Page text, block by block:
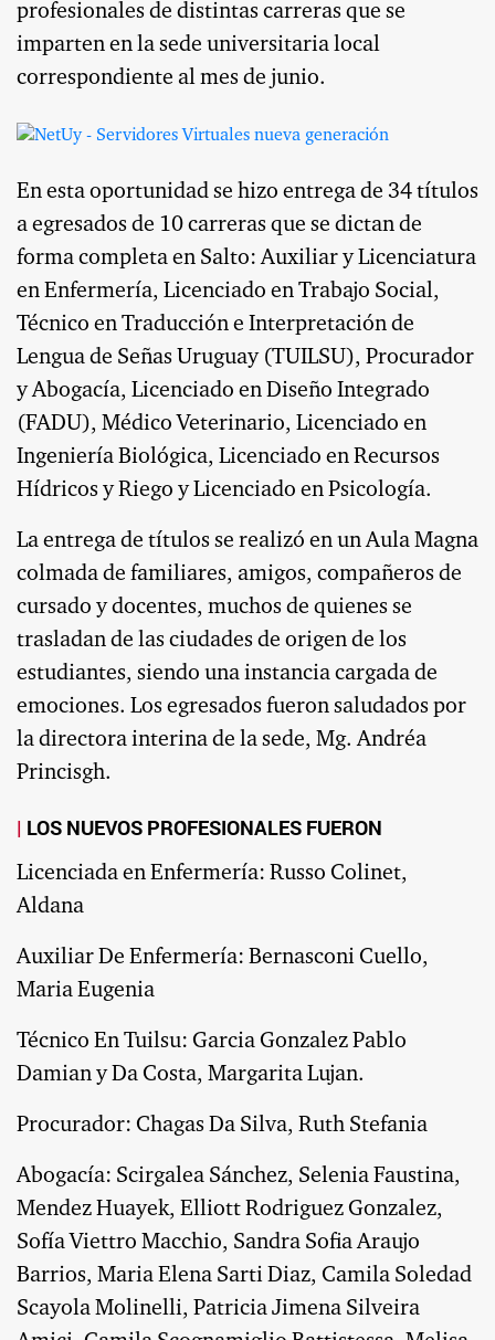
profesionales de distintas carreras que se
imparten en la sede universitaria local
correspondiente al mes de junio.
En esta oportunidad se hizo entrega de 34 títulos
a egresados de 10 carreras que se dictan de
forma completa en Salto: Auxiliar y Licenciatura
en Enfermería, Licenciado en Trabajo Social,
Técnico en Traducción e Interpretación de
Lengua de Señas Uruguay (TUILSU), Procurador
y Abogacía, Licenciado en Diseño Integrado
(FADU), Médico Veterinario, Licenciado en
Ingeniería Biológica, Licenciado en Recursos
Hídricos y Riego y Licenciado en Psicología.
La entrega de títulos se realizó en un Aula Magna
colmada de familiares, amigos, compañeros de
cursado y docentes, muchos de quienes se
trasladan de las ciudades de origen de los
estudiantes, siendo una instancia cargada de
emociones. Los egresados fueron saludados por
la directora interina de la sede, Mg. Andréa
Princisgh.
LOS NUEVOS PROFESIONALES FUERON
Licenciada en Enfermería: Russo Colinet,
Aldana
Auxiliar De Enfermería: Bernasconi Cuello,
Maria Eugenia
Técnico En Tuilsu: Garcia Gonzalez Pablo
Damian y Da Costa, Margarita Lujan.
Procurador: Chagas Da Silva, Ruth Stefania
Abogacía: Scirgalea Sánchez, Selenia Faustina,
Mendez Huayek, Elliott Rodriguez Gonzalez,
Sofía Viettro Macchio, Sandra Sofia Araujo
Barrios, Maria Elena Sarti Diaz, Camila Soledad
Scayola Molinelli, Patricia Jimena Silveira